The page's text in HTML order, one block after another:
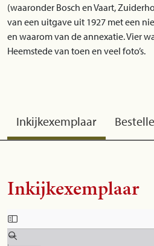
(waaronder Bosch en Vaart,
van een uitgave uit 1927 met een
en waarom van de annexatie. Vier
Heemstede van toen en veel foto’s.
Inkijkexemplaar
Inkijkexemplaar
Skip to PDF content